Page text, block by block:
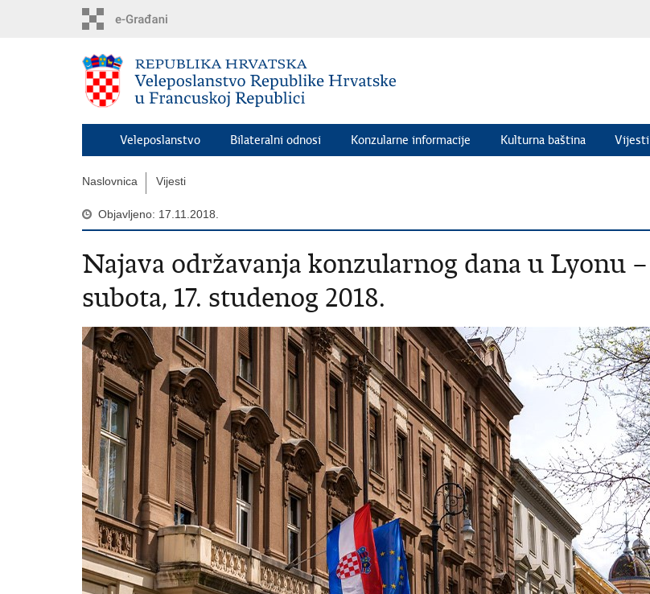
Veleposlanstvo Bilateralni odnosi Konzularne informacije Kulturna baština Vijesti
Naslovnica Vijesti
Objavljeno: 17.11.2018.
Najava održavanja konzularnog dana u Lyonu –
subota, 17. studenog 2018.